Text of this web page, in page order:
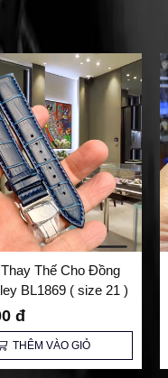
Thế Cho Đồng
BL1869 ( size 21 )
đ
THÊM VÀO GIỎ